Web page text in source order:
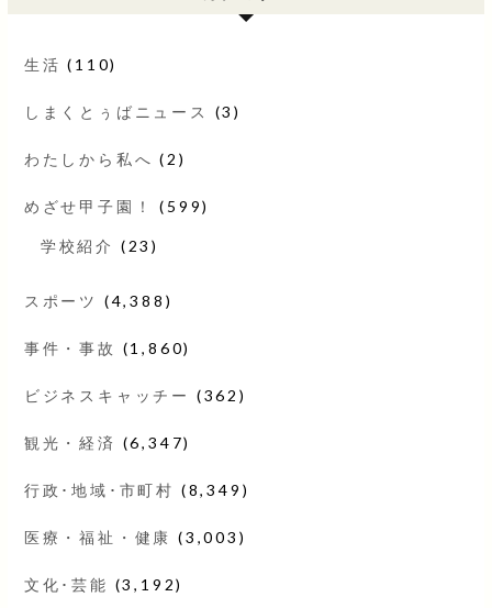
生活 (110)
しまくとぅばニュース (3)
わたしから私へ (2)
めざせ甲子園！ (599)
学校紹介 (23)
スポーツ (4,388)
事件・事故 (1,860)
ビジネスキャッチー (362)
観光・経済 (6,347)
行政･地域･市町村 (8,349)
医療・福祉・健康 (3,003)
文化･芸能 (3,192)